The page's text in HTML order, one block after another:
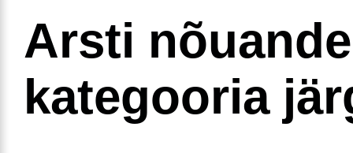
Arsti
kategooria